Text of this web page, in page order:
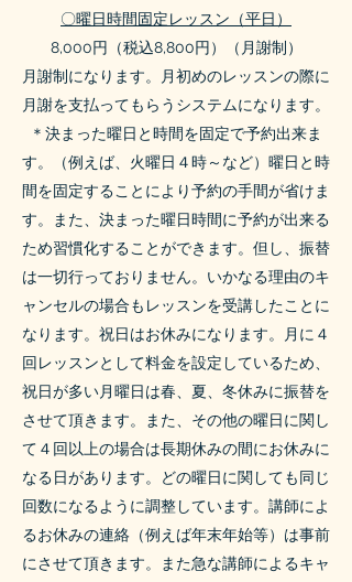
〇曜日時間固定レッスン（平日）
8,000円（税込8,800円）（月謝制）
月謝制になります。月初めのレッスンの際に
月謝を支払ってもらうシステムになります。
＊決まった曜日と時間を固定で予約出来ま
す。（例えば、火曜日４時～など）曜日と時
間を固定することにより予約の手間が省けま
す。また、決まった曜日時間に予約が出来る
ため習慣化することができます。但し、振替
は一切行っておりません。いかなる理由のキ
ャンセルの場合もレッスンを受講したことに
なります。祝日はお休みになります。月に４
回レッスンとして料金を設定しているため、
祝日が多い月曜日は春、夏、冬休みに振替を
させて頂きます。また、その他の曜日に関し
て４回以上の場合は長期休みの間にお休みに
なる日があります。どの曜日に関しても同じ
回数になるように調整しています。講師によ
るお休みの連絡（例えば年末年始等）は事前
にさせて頂きます。また急な講師によるキャ